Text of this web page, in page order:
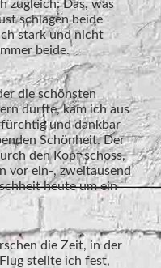
zugleich: Das, was
schlagen beide
stark und nicht
beide.
die schönsten
durfte, kam ich aus
und dankbar
Schönheit. Der
den Kopf schoss,
vor ein-, zweitausend
heute um ein
die Zeit, in der
stellte ich fest,